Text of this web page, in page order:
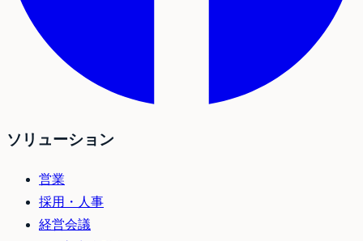
ソリューション
営業
採用・人事
経営会議